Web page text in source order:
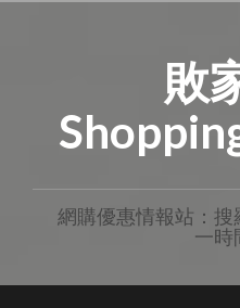
敗
網購優惠情報站：
一時